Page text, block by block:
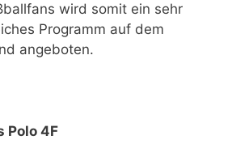
wird somit ein sehr
Programm auf dem
angeboten.
Polo 4F